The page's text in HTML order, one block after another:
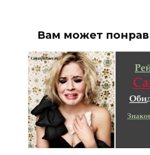
Вам может